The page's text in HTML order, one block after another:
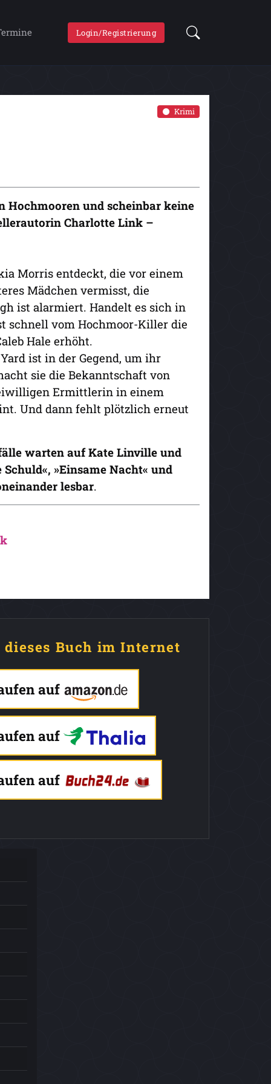
Login/Registrierung
Krimi
Hochmooren und scheinbar keine
Charlotte Link –
Morris entdeckt, die vor einem
Mädchen vermisst, die
ist alarmiert. Handelt es sich in
schnell vom Hochmoor-Killer die
Hale erhöht.
ist in der Gegend, um ihr
sie die Bekanntschaft von
Ermittlerin in einem
Und dann fehlt plötzlich erneut
warten auf Kate Linville und
Schuld«, »Einsame Nacht« und
lesbar.
dieses Buch im Internet
auf
auf
auf